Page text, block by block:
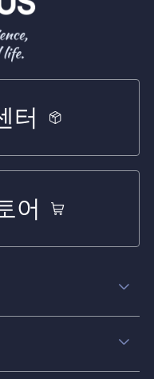
터
어